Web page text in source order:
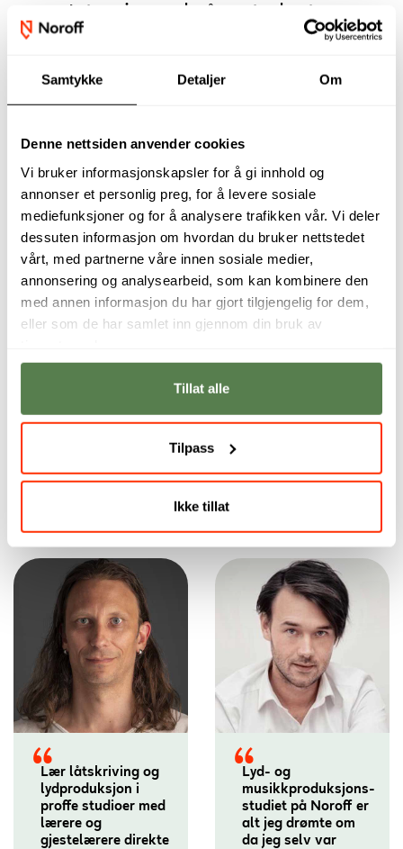
Samtykke Detaljer Om
Denne nettsiden anvender cookies
Vi bruker informasjonskapsler for å gi innhold og
annonser et personlig preg, for å levere sosiale
mediefunksjoner og for å analysere trafikken vår. Vi deler
dessuten informasjon om hvordan du bruker nettstedet
vårt, med partnerne våre innen sosiale medier,
annonsering og analysearbeid, som kan kombinere den
med annen informasjon du har gjort tilgjengelig for dem,
eller som de har samlet inn gjennom din bruk av
Tillat alle
Tilpass
Ikke tillat
Intervju med våre studenter
Skolen bidrar til at
jeg får møte dyktige
folk og knytte
kontakter gjennom
Jeg fikk bygget
studiet, noe som er
utrolig viktig i
Vårt fagpersonell
Lær låtskriving og
lydproduksjon i
proffe studioer med
lærere og
gjestelærere direkte
Lyd- og
musikkproduksjons­
studiet på Noroff er
alt jeg drømte om
da jeg selv var